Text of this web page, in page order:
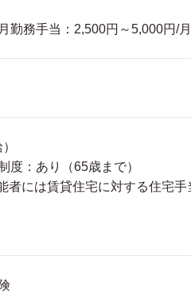
勤務手当：2,500円～5,000円/月
度：あり（65歳まで）
者には賃貸住宅に対する住宅手